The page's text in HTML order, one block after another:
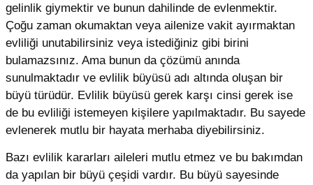
gelinlik giymektir ve bunun dahilinde de evlenmektir.
Çoğu zaman okumaktan veya ailenize vakit ayırmaktan
evliliği unutabilirsiniz veya istediğiniz gibi birini
bulamazsınız. Ama bunun da çözümü anında
sunulmaktadır ve evlilik büyüsü adı altında oluşan bir
büyü türüdür. Evlilik büyüsü gerek karşı cinsi gerek ise
de bu evliliği istemeyen kişilere yapılmaktadır. Bu sayede
evlenerek mutlu bir hayata merhaba diyebilirsiniz.
Bazı evlilik kararları aileleri mutlu etmez ve bu bakımdan
da yapılan bir büyü çeşidi vardır. Bu büyü sayesinde